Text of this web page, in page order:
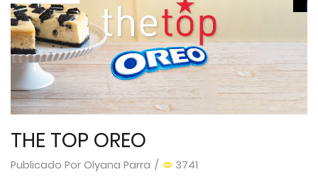
THE TOP OREO
Publicado Por Olyana Parra / 3741